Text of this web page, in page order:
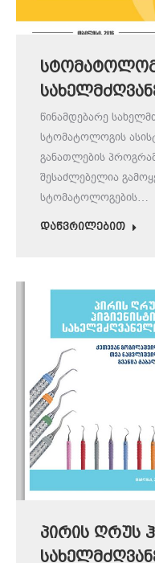
წინამდებარე
სტომატოლოგის
განათლების
შესაძლებელია
სტომატოლოგების…
დაწვრილებით
პირის ღრუს